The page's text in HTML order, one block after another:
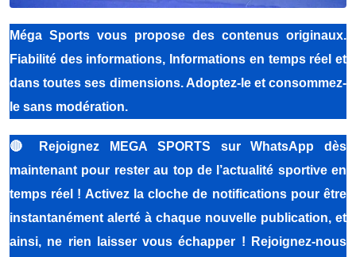
Méga Sports vous propose des contenus originaux.
Fiabilité des informations, Informations en temps réel et
dans toutes ses dimensions. Adoptez-le et consommez-
le sans modération.
🔴
Rejoignez MEGA SPORTS sur WhatsApp dès
maintenant pour rester au top de l’actualité sportive en
temps réel ! Activez la cloche de notifications pour être
instantanément alerté à chaque nouvelle publication, et
ainsi, ne rien laisser vous échapper ! Rejoignez-nous